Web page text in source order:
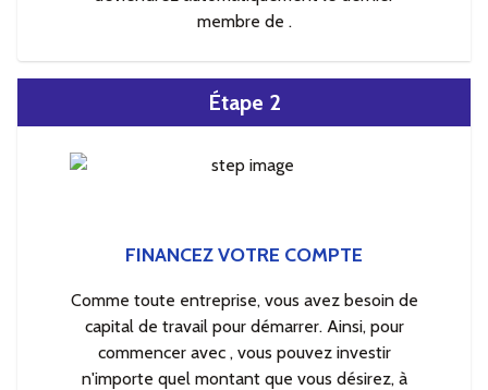
membre de .
Étape 2
FINANCEZ VOTRE COMPTE
Comme toute entreprise, vous avez besoin de
capital de travail pour démarrer. Ainsi, pour
commencer avec , vous pouvez investir
n'importe quel montant que vous désirez, à